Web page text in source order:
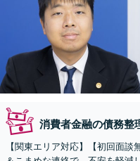
消費者金融の債務整
【関東エリア対応】【初回面